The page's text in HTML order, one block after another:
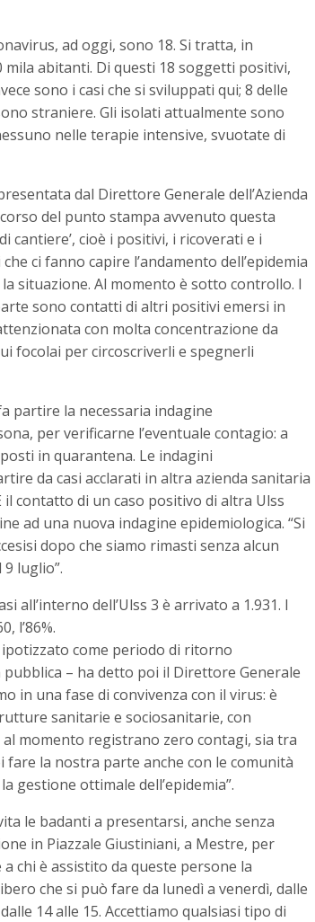
ad oggi, sono 18. Si tratta, in
abitanti. Di questi 18 soggetti positivi,
sono i casi che si sviluppati qui; 8 delle
straniere. Gli isolati attualmente sono
nelle terapie intensive, svuotate di
dal Direttore Generale dell’Azienda
del punto stampa avvenuto questa
cantiere’, cioè i positivi, i ricoverati e i
ci fanno capire l’andamento dell’epidemia
la situazione. Al momento è sotto controllo. I
sono contatti di altri positivi emersi in
con molta concentrazione da
focolai per circoscriverli e spegnerli
partire la necessaria indagine
per verificarne l’eventuale contagio: a
in quarantena. Le indagini
da casi acclarati in altra azienda sanitaria
contatto di un caso positivo di altra Ulss
ad una nuova indagine epidemiologica. “Si
dopo che siamo rimasti senza alcun
luglio”.
all’interno dell’Ulss 3 è arrivato a 1.931. I
l’86%.
ipotizzato come periodo di ritorno
– ha detto poi il Direttore Generale
in una fase di convivenza con il virus: è
sanitarie e sociosanitarie, con
momento registrano zero contagi, sia tra
la nostra parte anche con le comunità
ottimale dell’epidemia”.
le badanti a presentarsi, anche senza
in Piazzale Giustiniani, a Mestre, per
chi è assistito da queste persone la
che si può fare da lunedì a venerdì, dalle
14 alle 15. Accettiamo qualsiasi tipo di